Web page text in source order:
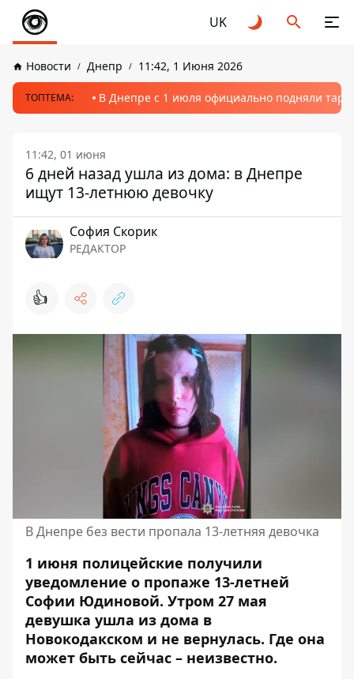
UK
Новости Днепр 11:42, 1 Июня 2026
ТОПТЕМА: В Днепре с 1 июля официально подняли
11:42, 01 июня
6 дней назад ушла из дома: в Днепре
ищут 13-летнюю девочку
София Скорик
РЕДАКТОР
👍
В Днепре без вести пропала 13-летняя девочка
1 июня полицейские получили
уведомление о пропаже 13-летней
Софии Юдиновой. Утром 27 мая
девушка ушла из дома в
Новокодакском и не вернулась. Где она
может быть сейчас – неизвестно.